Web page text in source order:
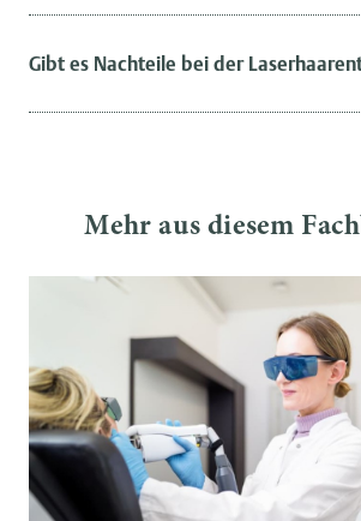
Gibt es Nachteile bei der
Mehr aus diesem